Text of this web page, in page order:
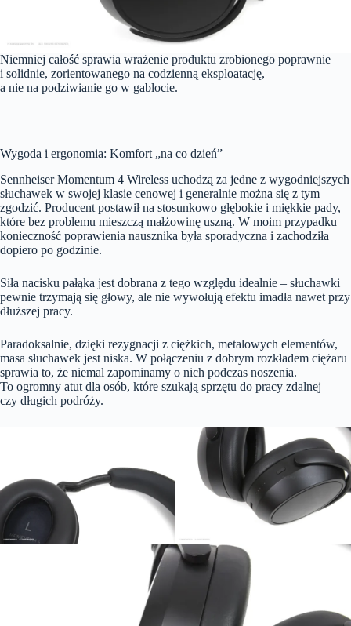
Niemniej całość sprawia wrażenie produktu zrobionego poprawnie
i solidnie, zorientowanego na codzienną eksploatację,
a nie na podziwianie go w gablocie.
Wygoda i ergonomia: Komfort „na co dzień”
Sennheiser Momentum 4 Wireless uchodzą za jedne z wygodniejszych
słuchawek w swojej klasie cenowej i generalnie można się z tym
zgodzić. Producent postawił na stosunkowo głębokie i miękkie pady,
które bez problemu mieszczą małżowinę uszną. W moim przypadku
konieczność poprawienia nausznika była sporadyczna i zachodziła
dopiero po godzinie.
Siła nacisku pałąka jest dobrana z tego względu idealnie – słuchawki
pewnie trzymają się głowy, ale nie wywołują efektu imadła nawet przy
dłuższej pracy.
Paradoksalnie, dzięki rezygnacji z ciężkich, metalowych elementów,
masa słuchawek jest niska. W połączeniu z dobrym rozkładem ciężaru
sprawia to, że niemal zapominamy o nich podczas noszenia.
To ogromny atut dla osób, które szukają sprzętu do pracy zdalnej
czy długich podróży.